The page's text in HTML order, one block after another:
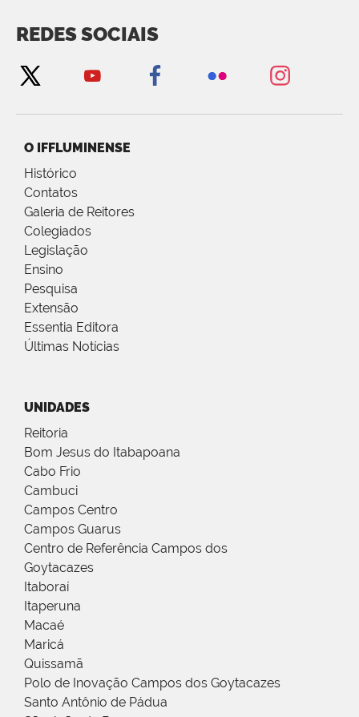
REDES SOCIAIS
O IFFLUMINENSE
Histórico
Contatos
Galeria de Reitores
Colegiados
Legislação
Ensino
Pesquisa
Extensão
Essentia Editora
Últimas Notícias
UNIDADES
Reitoria
Bom Jesus do Itabapoana
Cabo Frio
Cambuci
Campos Centro
Campos Guarus
Centro de Referência Campos dos
Goytacazes
Itaboraí
Itaperuna
Macaé
Maricá
Quissamã
Polo de Inovação Campos dos Goytacazes
Santo Antônio de Pádua